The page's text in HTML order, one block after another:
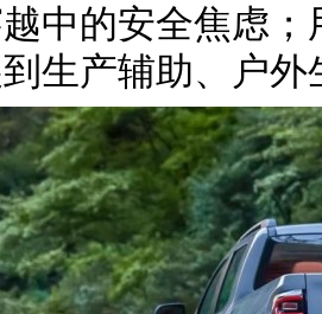
中的安全焦虑
生产辅助、户